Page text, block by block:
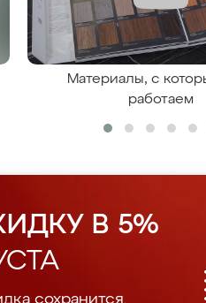
Материалы, с
работаем
В 5%
сохранится.